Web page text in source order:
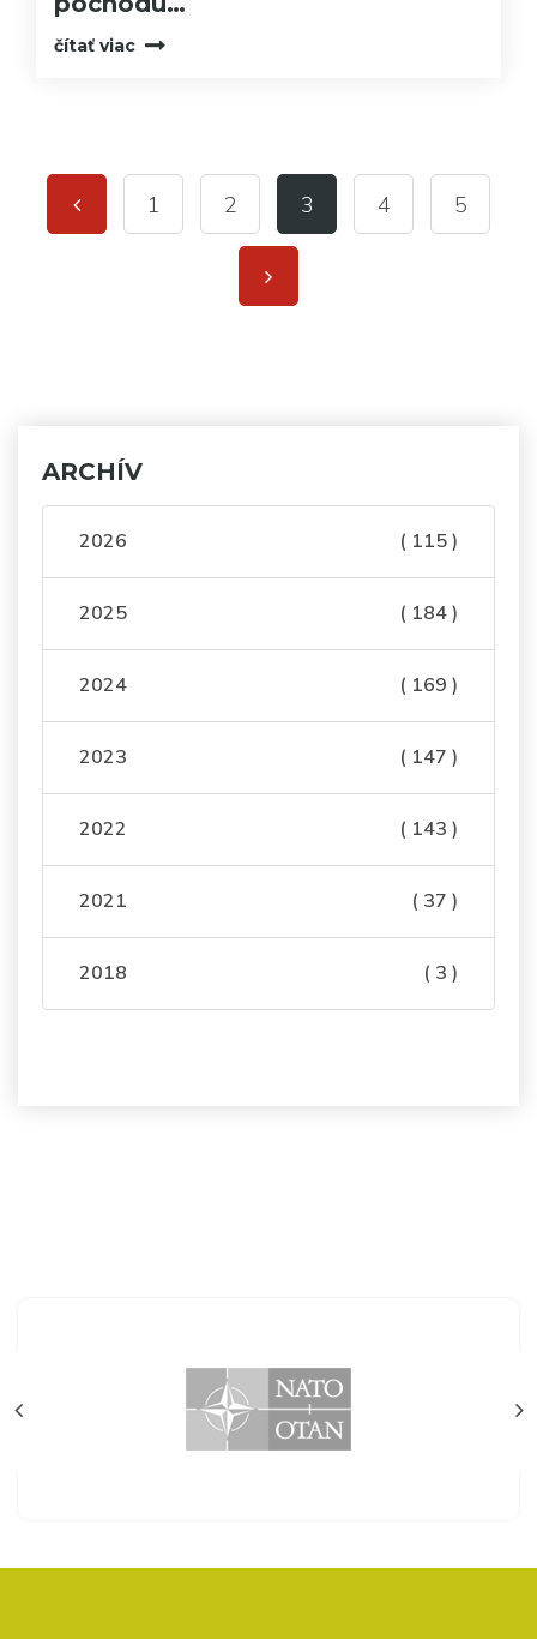
čítať viac
1 2 3 4 5
ARCHÍV
2026 ( 115 )
2025 ( 184 )
2024 ( 169 )
2023 ( 147 )
2022 ( 143 )
2021 ( 37 )
2018 ( 3 )